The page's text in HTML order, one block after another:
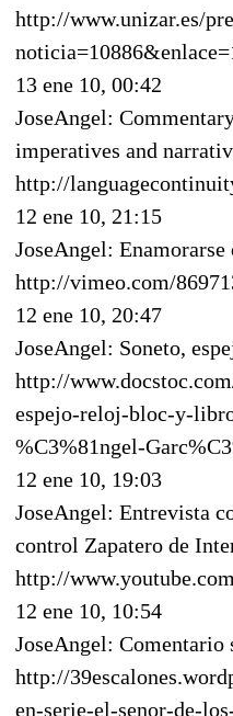
http://www.unizar.es/
13 ene 10, 00:42
JoseAngel:
imperatives and
http://
12 ene 10, 21:15
JoseAngel:
http://vimeo.com/
12 ene 10, 20:47
JoseAngel: Soneto,
http://
espejo-reloj-bloc-y-
%C3%81ngel-
12 ene 10, 19:03
JoseAngel: Entrevista
control Zapatero de
http://
12 ene 10, 10:54
JoseAngel:
http://
en-serie-el-senor-de-